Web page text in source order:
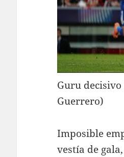
Guru decisivo
Guerrero)
Imposible
vestía de